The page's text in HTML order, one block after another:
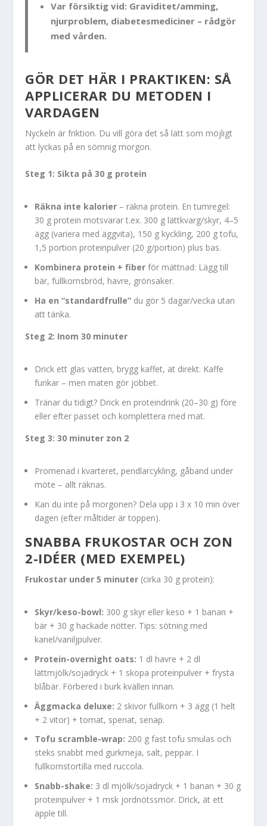
Var försiktig vid: Graviditet/amming,
njurproblem, diabetesmediciner – rådgör
med vården.
GÖR DET HÄR I PRAKTIKEN: SÅ
APPLICERAR DU METODEN I
VARDAGEN
Nyckeln är friktion. Du vill göra det så lätt som möjligt
att lyckas på en sömnig morgon.
Steg 1: Sikta på 30 g protein
Räkna inte kalorier – räkna protein. En tumregel:
30 g protein motsvarar t.ex. 300 g lättkvarg/skyr, 4–5
ägg (variera med äggvita), 150 g kyckling, 200 g tofu,
1,5 portion proteinpulver (20 g/portion) plus bas.
Kombinera protein + fiber för mättnad: Lägg till
bär, fullkornsbröd, havre, grönsaker.
Ha en “standardfrulle” du gör 5 dagar/vecka utan
att tänka.
Steg 2: Inom 30 minuter
Drick ett glas vatten, brygg kaffet, ät direkt. Kaffe
funkar – men maten gör jobbet.
Tränar du tidigt? Drick en proteindrink (20–30 g) före
eller efter passet och komplettera med mat.
Steg 3: 30 minuter zon 2
Promenad i kvarteret, pendlarcykling, gåband under
möte – allt räknas.
Kan du inte på morgonen? Dela upp i 3 x 10 min över
dagen (efter måltider är toppen).
SNABBA FRUKOSTAR OCH ZON
2-IDÉER (MED EXEMPEL)
Frukostar under 5 minuter (cirka 30 g protein):
Skyr/keso-bowl: 300 g skyr eller keso + 1 banan +
bär + 30 g hackade nötter. Tips: sötning med
kanel/vaniljpulver.
Protein-overnight oats: 1 dl havre + 2 dl
lättmjölk/sojadryck + 1 skopa proteinpulver + frysta
blåbär. Förbered i burk kvällen innan.
Äggmacka deluxe: 2 skivor fullkorn + 3 ägg (1 helt
+ 2 vitor) + tomat, spenat, senap.
Tofu scramble-wrap: 200 g fast tofu smulas och
steks snabbt med gurkmeja, salt, peppar. I
fullkornstortilla med ruccola.
Snabb-shake: 3 dl mjölk/sojadryck + 1 banan + 30 g
proteinpulver + 1 msk jordnötssmör. Drick, ät ett
äpple till.